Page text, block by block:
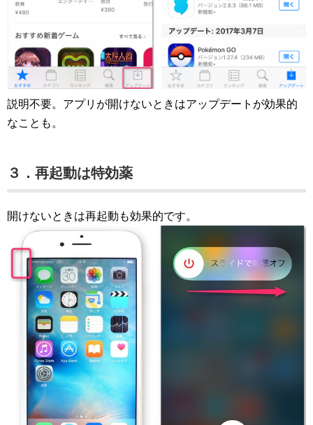
説明不要。アプリが開けないときはアップデートが効果的
なことも。
３．再起動は特効薬
開けないときは再起動も効果的です。